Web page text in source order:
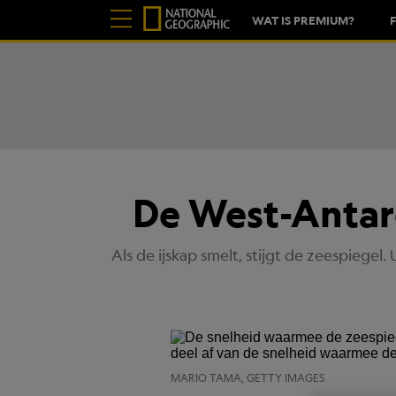
WAT IS PREMIUM?
De West-
Als de ijskap smelt, stijgt de
MARIO TAMA, GETTY IMAGES